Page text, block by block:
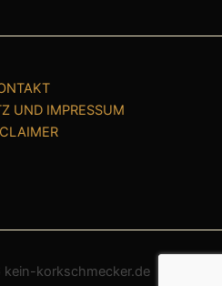
UND IMPRESSUM
korkschmecker.de